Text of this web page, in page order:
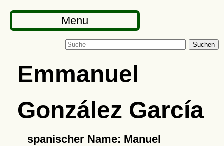
Menu
Suchen
Emmanuel
González García
spanischer Name: Manuel